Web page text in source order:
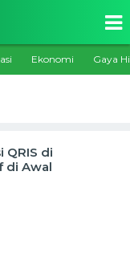
Ekonomi Gaya
QRIS di
di Awal